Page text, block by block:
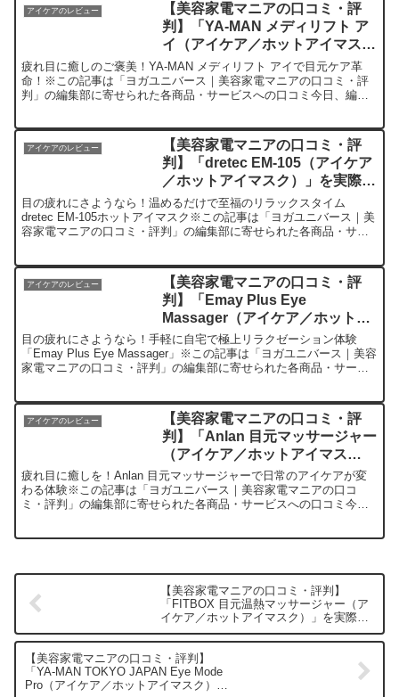
アイケアのレビュー
【美容家電マニアの口コミ・評
判】「YA-MAN メディリフト ア
イ（アイケア／ホットアイマス
ク）」を実際に使ってみた正直感
想
疲れ目に癒しのご褒美！YA-MAN メディリフト アイで目元ケア革
命！※この記事は「ヨガユニバース｜美容家電マニアの口コミ・評
判」の編集部に寄せられた各商品・サービスへの口コミ今日、編集
アイケアのレビュー
【美容家電マニアの口コミ・評
判】「dretec EM-105（アイケア
／ホットアイマスク）」を実際に
使ってみた正直感想
目の疲れにさようなら！温めるだけで至福のリラックスタイム
dretec EM-105ホットアイマスク※この記事は「ヨガユニバース｜美
容家電マニアの口コミ・評判」の編集部に寄せられた各商品・サー
アイケアのレビュー
【美容家電マニアの口コミ・評
判】「Emay Plus Eye
Massager（アイケア／ホットア
イマスク）」を実際に使ってみた
正直感想
目の疲れにさようなら！手軽に自宅で極上リラクゼーション体験
「Emay Plus Eye Massager」※この記事は「ヨガユニバース｜美容
家電マニアの口コミ・評判」の編集部に寄せられた各商品・サービ
アイケアのレビュー
【美容家電マニアの口コミ・評
判】「Anlan 目元マッサージャー
（アイケア／ホットアイマス
ク）」を実際に使ってみた正直感
想
疲れ目に癒しを！Anlan 目元マッサージャーで日常のアイケアが変
わる体験※この記事は「ヨガユニバース｜美容家電マニアの口コ
ミ・評判」の編集部に寄せられた各商品・サービスへの口コミ今
【美容家電マニアの口コミ・評判】
「FITBOX 目元温熱マッサージャー（ア
イケア／ホットアイマスク）」を実際に
使ってみた正直感想
【美容家電マニアの口コミ・評判】
「YA-MAN TOKYO JAPAN Eye Mode
Pro（アイケア／ホットアイマスク）」